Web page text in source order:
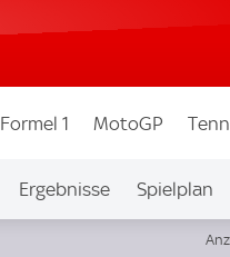
Formel 1 MotoGP
Ergebnisse Spielplan